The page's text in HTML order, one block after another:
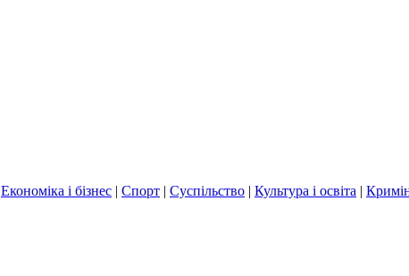
Економіка і бізнес | Спорт | Суспільство | Культура і освіта |